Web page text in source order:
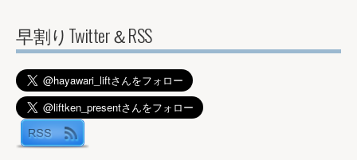
早割りTwitter＆RSS